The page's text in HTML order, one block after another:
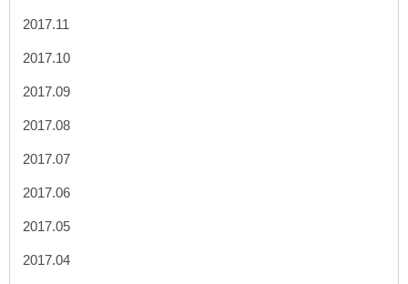
2017.11
2017.10
2017.09
2017.08
2017.07
2017.06
2017.05
2017.04